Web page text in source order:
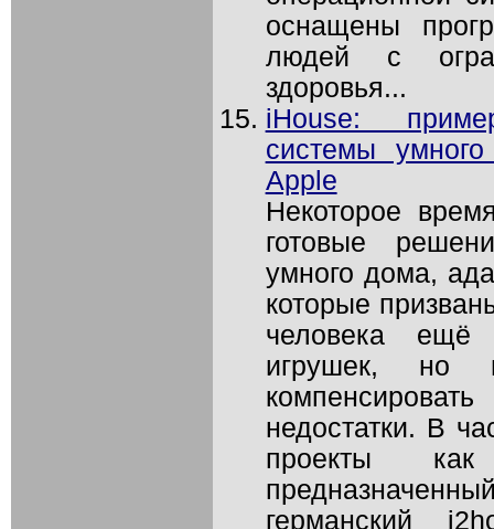
оснащены
людей с
здоровья...
iHouse:
системы
Apple
Некоторое
готовые
умного дома,
которые
человека ещё
игрушек, но
недостатки. В
проекты как
германский